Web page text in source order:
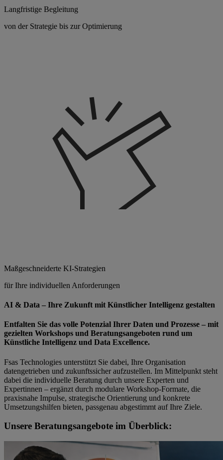
Langfristige Begleitung
von der Strategie bis zur Optimierung
Maßgeschneiderte KI-Strategien
für Ihre individuellen Anforderungen
AI & Data – Ihre Zukunft mit Künstlicher Intelligenz gestalten
Entfalten Sie das volle Potenzial Ihrer Daten und Prozesse – mit
gezielten Workshops und Beratungsangeboten rund um
Künstliche Intelligenz und Data Excellence.
Fsas Technologies unterstützt Sie dabei, Ihre Organisation
datengetrieben und zukunftssicher aufzustellen. Im Mittelpunkt steht
dabei die individuelle Beratung durch unsere Experten und
Expertinnen – ergänzt durch modulare Workshop-Formate, die
praxisnahe Impulse, strategische Orientierung und konkrete
Umsetzungshilfen bieten, passgenau abgestimmt auf Ihre Ziele.
Unsere Beratungsangebote im Überblick: